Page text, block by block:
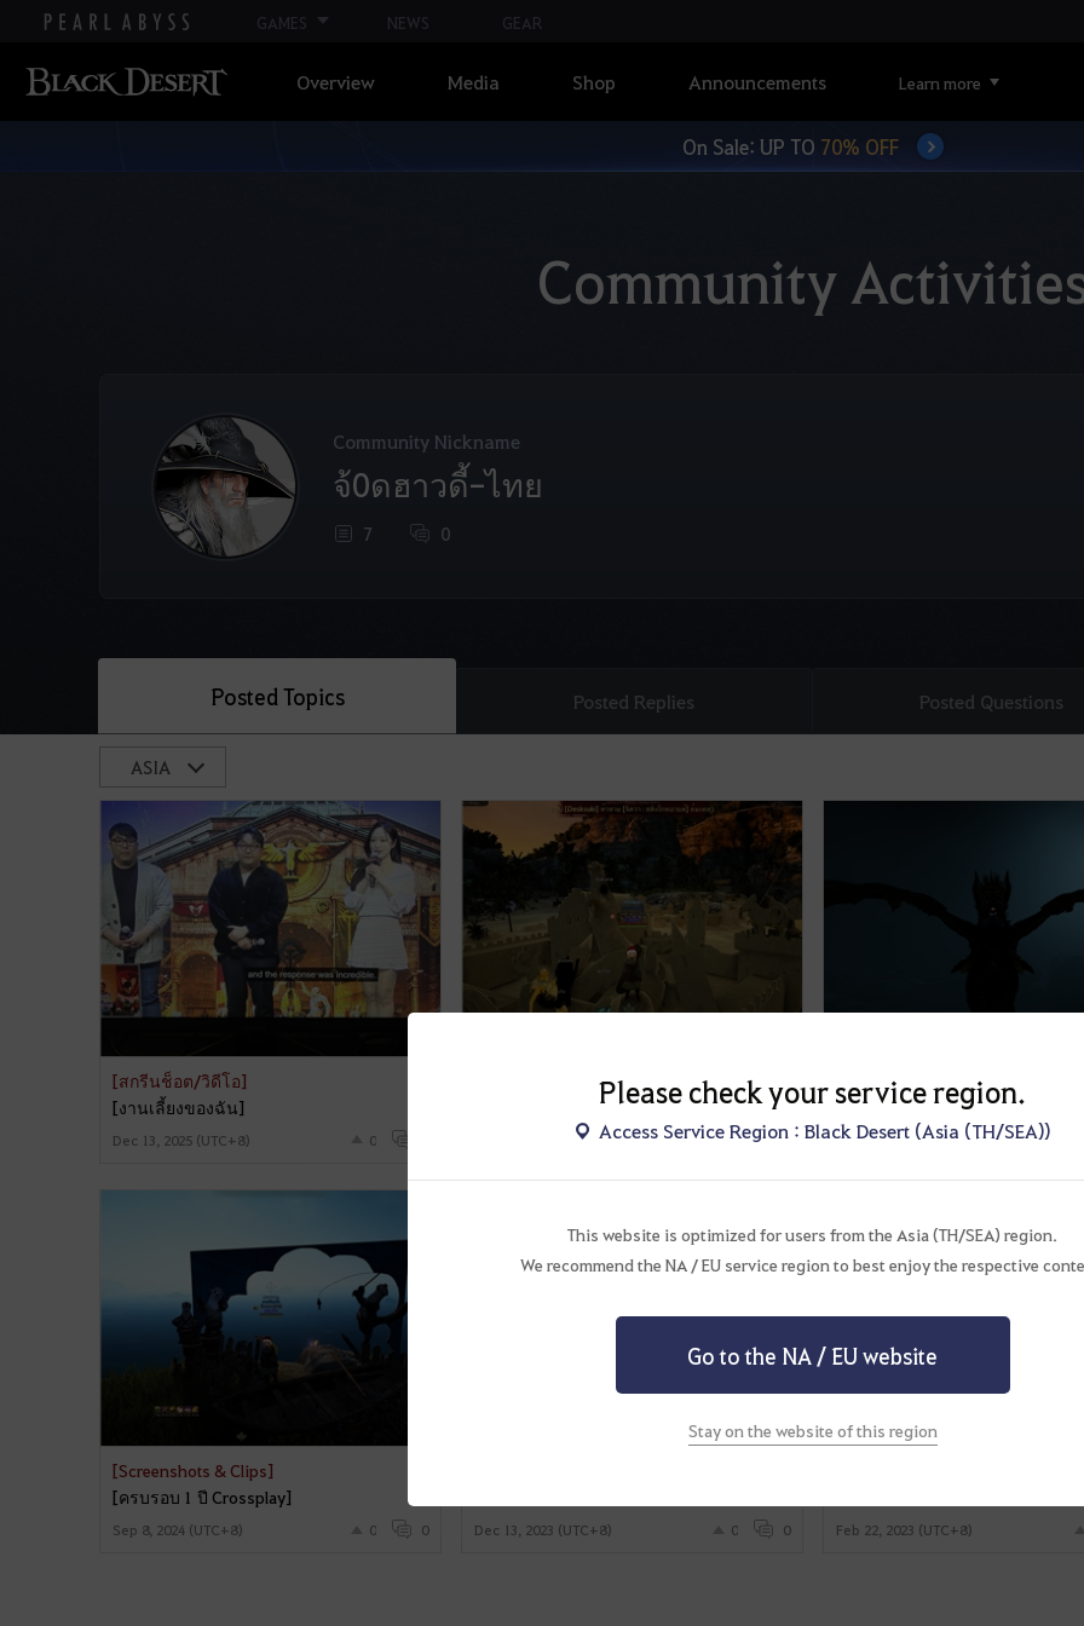
GAMES NEWS GEAR
Overview Media Shop Announcements Learn more
On Sale: UP TO 70% OFF
Community
Community Nickname
จ้0ดฮาวดี้-ไทย
7 0
Posted Topics Posted Replies Posted Questions
[สกรีนช็อต/วิดีโอ]
[งานเลี้ยงของฉัน]
0
Dec 13, 2025 (UTC+8)
[Screenshots & Clips]
[สงกรานต์ปี 2568] ชุ่มฉ่ำๆ
0 0
Apr 15, 2025 (UTC+8)
[สกรีนช็อต/วิดีโอ]
[ปีกสนธยา]
Feb 20, 2025 (UTC+8)
[Screenshots & Clips]
[ครบรอบ 1 ปี Crossplay]
0 0
Sep 8, 2024 (UTC+8) 0 0
Dec 13, 2023 (UTC+8) Feb 22, 2023 (UTC+8)
Please check your service region.
Access Service Region : Black Desert (Asia (TH/SEA))
This website is optimized for users from the Asia (TH/SEA) region.
We recommend the NA / EU service region to best enjoy the respective
Go to the NA / EU website
Stay on the website of this region